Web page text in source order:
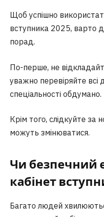
Щоб успішно
вступника 2025, варто
порад.
По-перше, не
уважно перевіряйте всі
спеціальності обдумано.
Крім того, слідкуйте
можуть змінюватися.
Чи безпечний
кабінет
Багато людей